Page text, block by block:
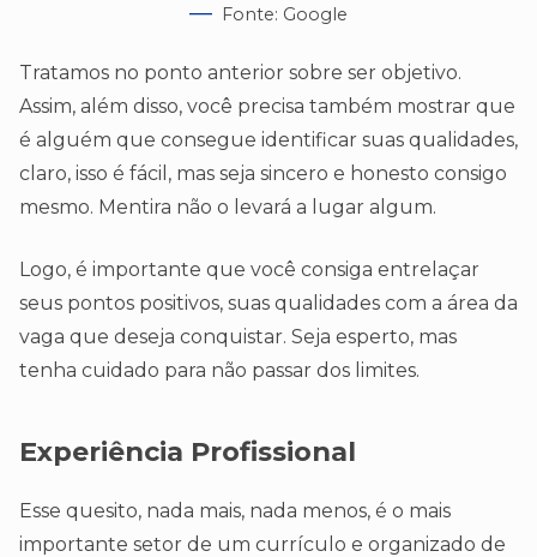
Fonte: Google
Tratamos no ponto anterior sobre ser objetivo.
Assim, além disso, você precisa também mostrar que
é alguém que consegue identificar suas qualidades,
claro, isso é fácil, mas seja sincero e honesto consigo
mesmo. Mentira não o levará a lugar algum.
Logo, é importante que você consiga entrelaçar
seus pontos positivos, suas qualidades com a área da
vaga que deseja conquistar. Seja esperto, mas
tenha cuidado para não passar dos limites.
Experiência Profissional
Esse quesito, nada mais, nada menos, é o mais
importante setor de um currículo e organizado de